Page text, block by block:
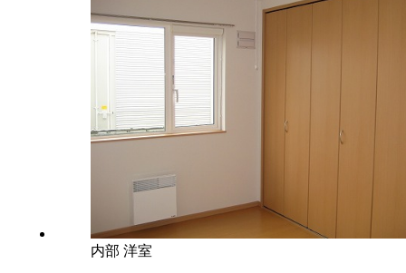
内部 洋室